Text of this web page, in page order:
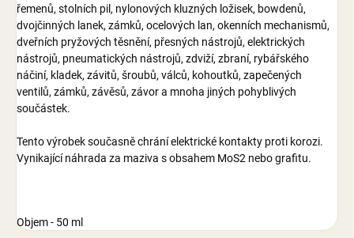
řemenů, stolních pil, nylonových kluzných ložisek, bowdenů,
dvojčinných lanek, zámků, ocelových lan, okenních mechanismů,
dveřních pryžových těsnění, přesných nástrojů, elektrických
nástrojů, pneumatických nástrojů, zdviží, zbraní, rybářského
náčiní, kladek, závitů, šroubů, válců, kohoutků, zapečených
ventilů, zámků, závěsů, závor a mnoha jiných pohyblivých
součástek.
Tento výrobek současně chrání elektrické kontakty proti korozi.
Vynikající náhrada za maziva s obsahem MoS2 nebo grafitu.
Objem - 50 ml